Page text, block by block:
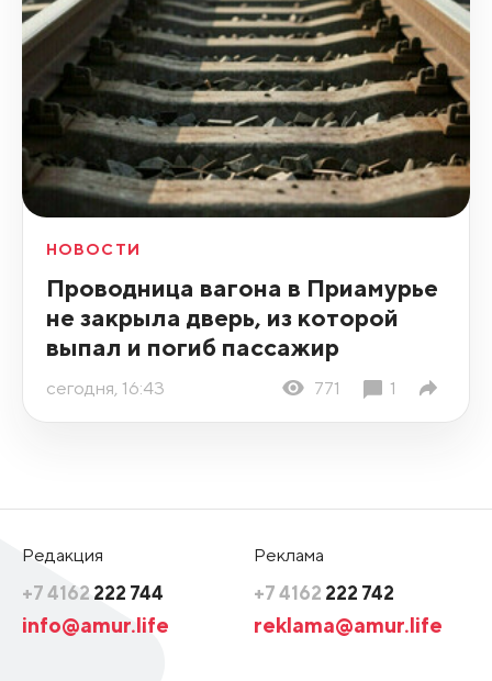
НОВОСТИ
Проводница вагона в Приамурье
не закрыла дверь, из которой
выпал и погиб пассажир
сегодня, 16:43 771 1
Редакция
+7 4162 222 744
info@amur.life
Реклама
+7 4162 222 742
reklama@amur.life